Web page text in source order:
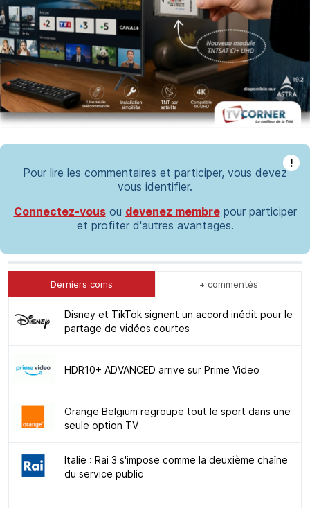
!
Pour lire les commentaires et participer, vous devez
vous identifier.
Connectez-vousou devenez membrepour participer
et profiter d'autres avantages.
Derniers coms + commentés
Disney et TikTok signent un accord inédit pour le
partage de vidéos courtes
HDR10+ ADVANCED arrive sur Prime Video
Orange Belgium regroupe tout le sport dans une
seule option TV
Italie : Rai 3 s'impose comme la deuxième chaîne
du service public